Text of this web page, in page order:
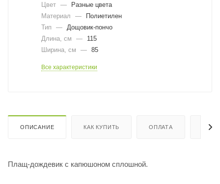
Цвет —
Разные цвета
Материал
—
Полиетилен
Тип
—
Дощовик-пончо
Длина, cм
—
115
Ширина, cм
— 85
Все характеристики
ОПИСАНИЕ КАК КУПИТЬ ОПЛАТА
Плащ-дождевик с капюшоном сплошной.